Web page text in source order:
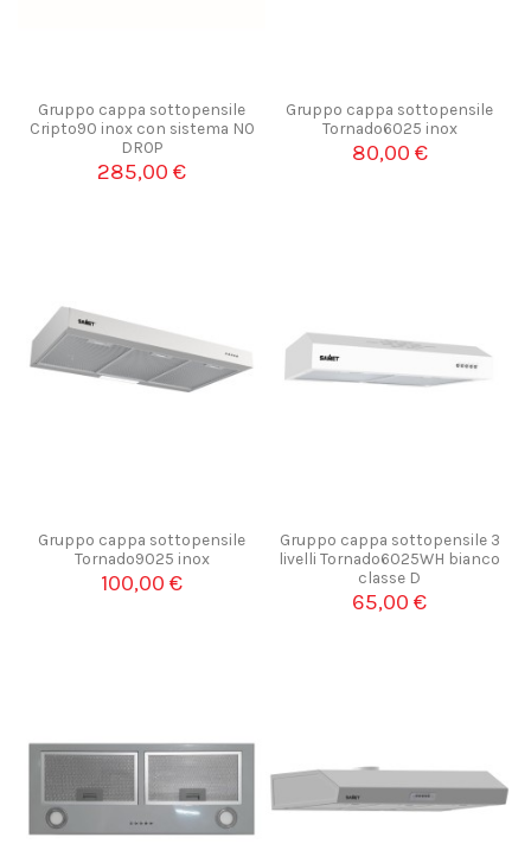
Gruppo cappa sottopensile
Cripto90 inox con sistema NO
DROP
285,00 €
Gruppo cappa sottopensile
Tornado6025 inox
80,00 €
Gruppo cappa sottopensile
Tornado9025 inox
100,00 €
Gruppo cappa sottopensile 3
livelli Tornado6025WH bianco
classe D
65,00 €